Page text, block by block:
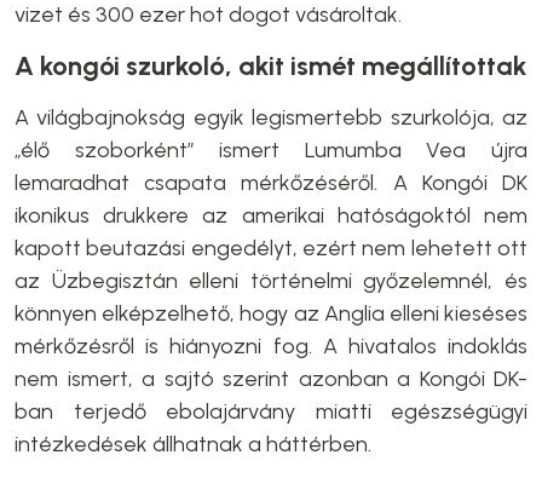
vizet és 300 ezer hot dogot vásároltak.
A kongói szurkoló, akit ismét megállítottak
A világbajnokság egyik legismertebb szurkolója, az
„élő szoborként” ismert Lumumba Vea újra
lemaradhat csapata mérkőzéséről. A Kongói DK
ikonikus drukkere az amerikai hatóságoktól nem
kapott beutazási engedélyt, ezért nem lehetett ott
az Üzbegisztán elleni történelmi győzelemnél, és
könnyen elképzelhető, hogy az Anglia elleni kieséses
mérkőzésről is hiányozni fog. A hivatalos indoklás
nem ismert, a sajtó szerint azonban a Kongói DK-
ban terjedő ebolajárvány miatti egészségügyi
intézkedések állhatnak a háttérben.